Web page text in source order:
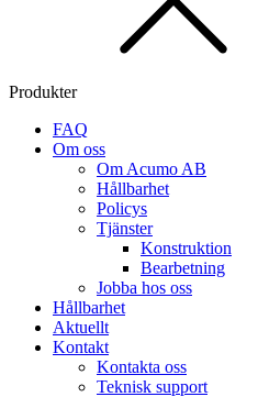
Produkter
FAQ
Om oss
Om Acumo AB
Hållbarhet
Policys
Tjänster
Konstruktion
Bearbetning
Jobba hos oss
Hållbarhet
Aktuellt
Kontakt
Kontakta oss
Teknisk support